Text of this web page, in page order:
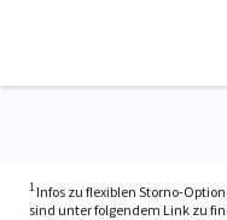
1 Infos zu flexiblen Storno-
sind unter folgendem Link zu